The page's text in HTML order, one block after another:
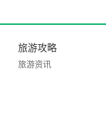
旅游攻略
旅游资讯